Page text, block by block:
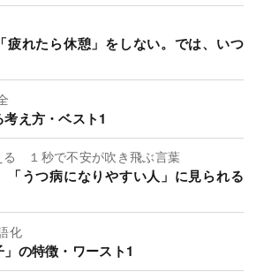
疲れたら休憩」をしない。では、いつ
え方・ベスト1
る １秒で不安が吹き飛ぶ言葉
「うつ病になりやすい人」に見られる
化
」の特徴・ワースト1